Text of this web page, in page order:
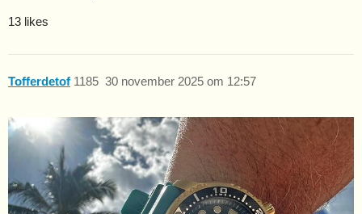
13 likes
Tofferdetof 30 november 2025 om 12:57
1185